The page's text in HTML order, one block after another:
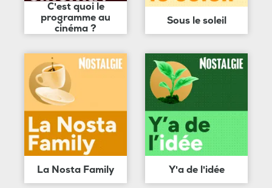
C'est quoi le
programme au
cinéma ?
Sous le soleil
La Nosta Family Y'a de l'idée